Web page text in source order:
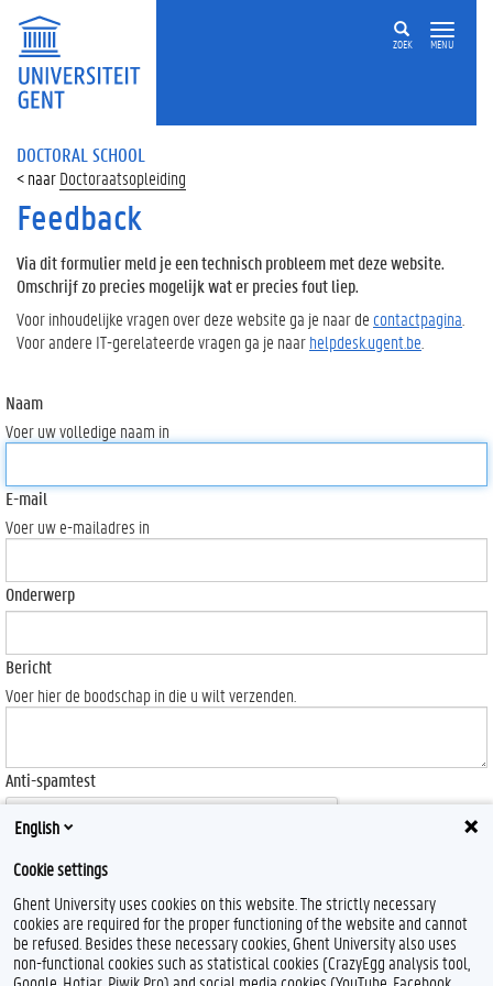
ZOEK MENU
DOCTORAL SCHOOL
Doctoraatsopleiding
Feedback
Via dit formulier meld je een technisch probleem met deze website.
Omschrijf zo precies mogelijk wat er precies fout liep.
Voor inhoudelijke vragen over deze website ga je naar de contactpagina
Voor andere IT-gerelateerde vragen ga je naarhelpdesk.ugent.be
Naam
Voer uw volledige naam in
E-mail
Voer uw e-mailadres in
Onderwerp
Bericht
Voer hier de boodschap in die u wilt verzenden.
Anti-spamtest
Send
English
Cookie settings
Ghent University uses cookies on this website. The strictly necessary
cookies are required for the proper functioning of the website and cannot
be refused. Besides these necessary cookies, Ghent University also uses
non-functional cookies such as statistical cookies (CrazyEgg analysis tool,